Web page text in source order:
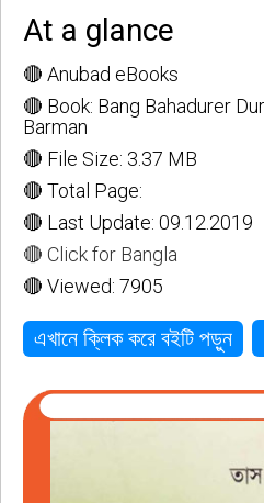
At a glance
🔴 Anubad eBooks
🔴 Book: Bang Bahadurer
Barman
🔴 File Size: 3.37 MB
🔴 Total Page:
🔴 Last Update: 09.12.2019
🔴 Click for Bangla
🔴 Viewed: 7905
এখানে ক্লিক করে বইটি পড়ুন